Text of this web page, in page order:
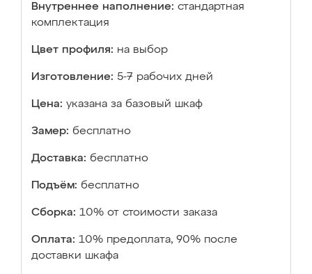
Внутреннее наполнение: стандартная
комплектация
Цвет профиля: на выбор
Изготовление: 5-7 рабочих дней
Цена: указана за базовый шкаф
Замер: бесплатно
Доставка: бесплатно
Подъём: бесплатно
Сборка: 10% от стоимости заказа
Оплата: 10% предоплата, 90% после
доставки шкафа